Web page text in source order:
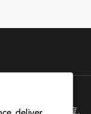
、頻度、利点
：テクニック、頻度、